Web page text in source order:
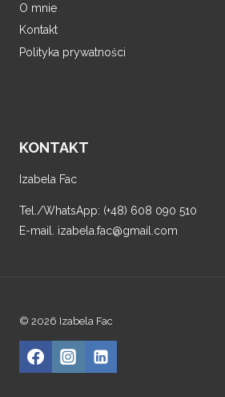
O mnie
Kontakt
Polityka prywatności
KONTAKT
Izabela Fac
Tel./WhatsApp: (+48) 608 090 510
E-mail. izabela.fac@gmail.com
© 2026 Izabela Fac